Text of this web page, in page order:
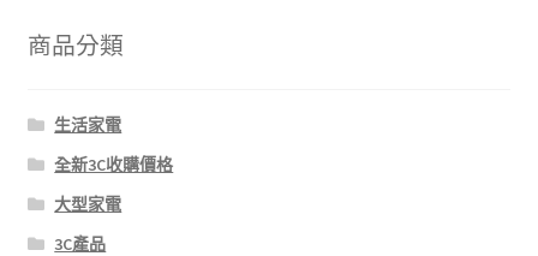
商品分類
生活家電
全新3C收購價格
大型家電
3C產品